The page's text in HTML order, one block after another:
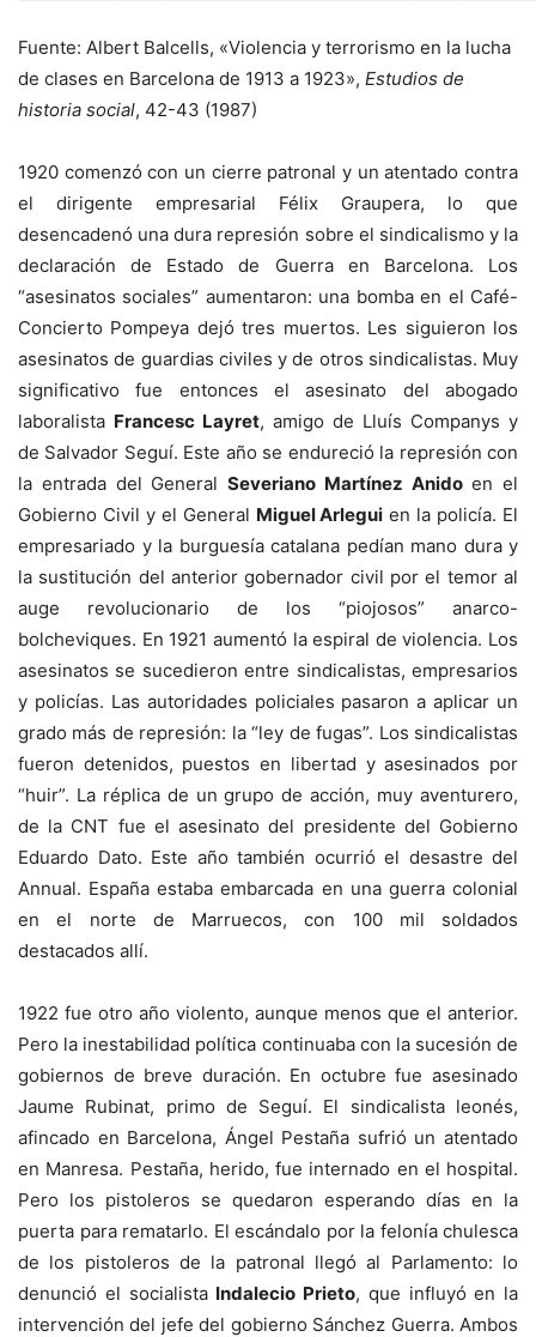
Fuente: Albert Balcells, «Violencia y terrorismo en la lucha
de clases en Barcelona de 1913 a 1923», Estudios de
historia social, 42-43 (1987)
1920 comenzó con un cierre patronal y un atentado contra
el dirigente empresarial Félix Graupera, lo que
desencadenó una dura represión sobre el sindicalismo y la
declaración de Estado de Guerra en Barcelona. Los
“asesinatos sociales” aumentaron: una bomba en el Café-
Concierto Pompeya dejó tres muertos. Les siguieron los
asesinatos de guardias civiles y de otros sindicalistas. Muy
significativo fue entonces el asesinato del abogado
laboralista Francesc Layret, amigo de Lluís Companys y
de Salvador Seguí. Este año se endureció la represión con
la entrada del General Severiano Martínez Anidoen el
Gobierno Civil y el General Miguel Arlegui en la policía. El
empresariado y la burguesía catalana pedían mano dura y
la sustitución del anterior gobernador civil por el temor al
auge revolucionario de los “piojosos” anarco-
bolcheviques. En 1921 aumentó la espiral de violencia. Los
asesinatos se sucedieron entre sindicalistas, empresarios
y policías. Las autoridades policiales pasaron a aplicar un
grado más de represión: la “ley de fugas”. Los sindicalistas
fueron detenidos, puestos en libertad y asesinados por
“huir”. La réplica de un grupo de acción, muy aventurero,
de la CNT fue el asesinato del presidente del Gobierno
Eduardo Dato. Este año también ocurrió el desastre del
Annual. España estaba embarcada en una guerra colonial
en el norte de Marruecos, con 100 mil soldados
destacados allí.
1922 fue otro año violento, aunque menos que el anterior.
Pero la inestabilidad política continuaba con la sucesión de
gobiernos de breve duración. En octubre fue asesinado
Jaume Rubinat, primo de Seguí. El sindicalista leonés,
afincado en Barcelona, Ángel Pestaña sufrió un atentado
en Manresa. Pestaña, herido, fue internado en el hospital.
Pero los pistoleros se quedaron esperando días en la
puerta para rematarlo. El escándalo por la felonía chulesca
de los pistoleros de la patronal llegó al Parlamento: lo
denunció el socialista Indalecio Prieto, que influyó en la
intervención del jefe del gobierno Sánchez Guerra. Ambos